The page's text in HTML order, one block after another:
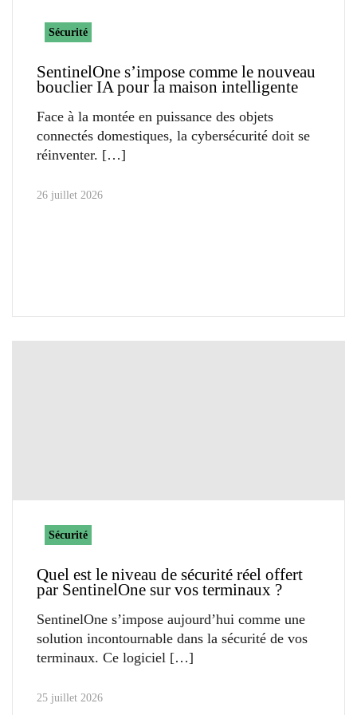
Sécurité
SentinelOne s’impose comme le nouveau
bouclier IA pour la maison intelligente
Face à la montée en puissance des objets
connectés domestiques, la cybersécurité doit se
réinventer.
26 juillet 2026
Sécurité
Quel est le niveau de sécurité réel offert
par SentinelOne sur vos terminaux ?
SentinelOne s’impose aujourd’hui comme une
solution incontournable dans la sécurité de vos
terminaux. Ce logiciel
25 juillet 2026